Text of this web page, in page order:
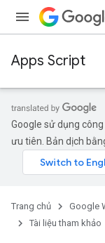
Apps Script
Google sử dụng
ưu tiên. Bản dịch
Trang chủ Google
Tài liệu tham khảo